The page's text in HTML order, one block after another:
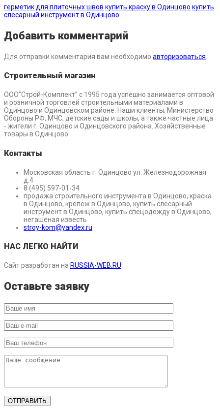
герметик для плиточных швов купить краску в Одинцово купить
слесарный инструмент в Одинцово
Добавить комментарий
Для отправки комментария вам необходимо авторизоваться
Строительный магазин
ООО”Строй-Комплект” с 1995 года успешно занимается оптовой
и розничной торговлей строительными материалами в
Одинцово и Одинцовском районе. Наши клиенты; Министерство
Обороны РФ, МЧС, детские сады и школы, а также частные лица
- жители г. Одинцово и Одинцовского района. Хозяйственные
товары в Одинцово
Контакты
Московская область г. Одинцово ул. Железнодорожная
д.4
8 (495) 597-01-34
продажа строительного инструмента в Одинцово, краска
в Одинцово, крепеж в Одинцово, купить слесарный
инструмент в Одинцово, купить спецодежду в Одинцово,
негашеная известь
stroy-kom@yandex.ru
НАС ЛЕГКО НАЙТИ
Сайт разработан на RUSSIA-WEB.RU
Оставьте заявку